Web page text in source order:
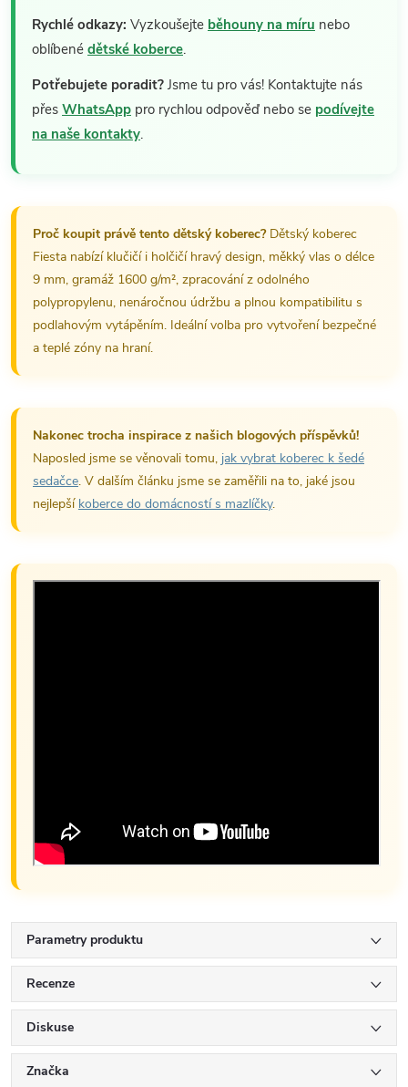
Rychlé odkazy: Vyzkoušejte běhouny na míru nebo
oblíbené dětské koberce.
Potřebujete poradit? Jsme tu pro vás! Kontaktujte nás
přes WhatsApp pro rychlou odpověď nebo se podívejte
na naše kontakty.
Proč koupit právě tento dětský koberec?Dětský koberec
Fiesta nabízí klučičí i holčičí hravý design, měkký vlas o délce
9 mm, gramáž 1600 g/m², zpracování z odolného
polypropylenu, nenáročnou údržbu a plnou kompatibilitu s
podlahovým vytápěním. Ideální volba pro vytvoření bezpečné
a teplé zóny na hraní.
Nakonec trocha inspirace z našich blogových příspěvků!
Naposled jsme se věnovali tomu, jak vybrat koberec k šedé
sedačce. V dalším článku jsme se zaměřili na to, jaké jsou
nejlepší koberce do domácností s mazlíčky.
Parametry produktu
Recenze
Diskuse
Značka